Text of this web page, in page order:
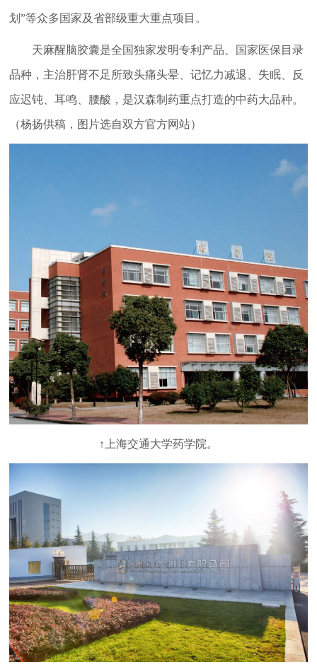
划”等众多国家及省部级重大重点项目。
天麻醒脑胶囊是全国独家发明专利产品、国家医保目录
品种，主治肝肾不足所致头痛头晕、记忆力减退、失眠、反
应迟钝、耳鸣、腰酸，是汉森制药重点打造的中药大品种。
（杨扬供稿，图片选自双方官方网站）
↑上海交通大学药学院。